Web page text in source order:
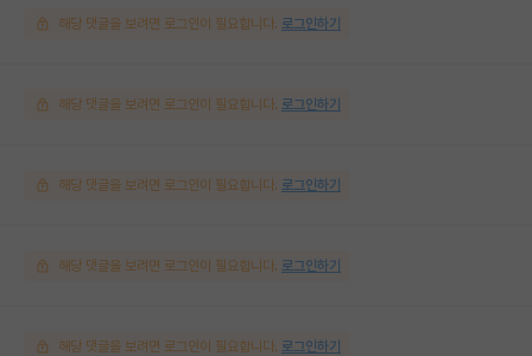
해당 댓글을 보려면 로그인이 필요합니다. 로그인하기
해당 댓글을 보려면 로그인이 필요합니다. 로그인하기
해당 댓글을 보려면 로그인이 필요합니다. 로그인하기
해당 댓글을 보려면 로그인이 필요합니다. 로그인하기
해당 댓글을 보려면 로그인이 필요합니다. 로그인하기